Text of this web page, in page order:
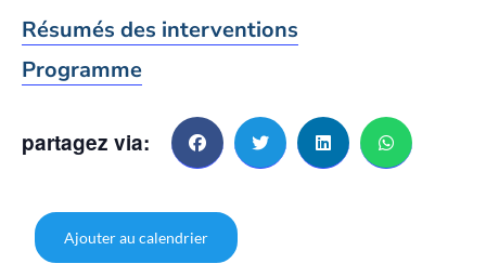
Résumés des interventions
Programme
partagez via:
Ajouter au calendrier